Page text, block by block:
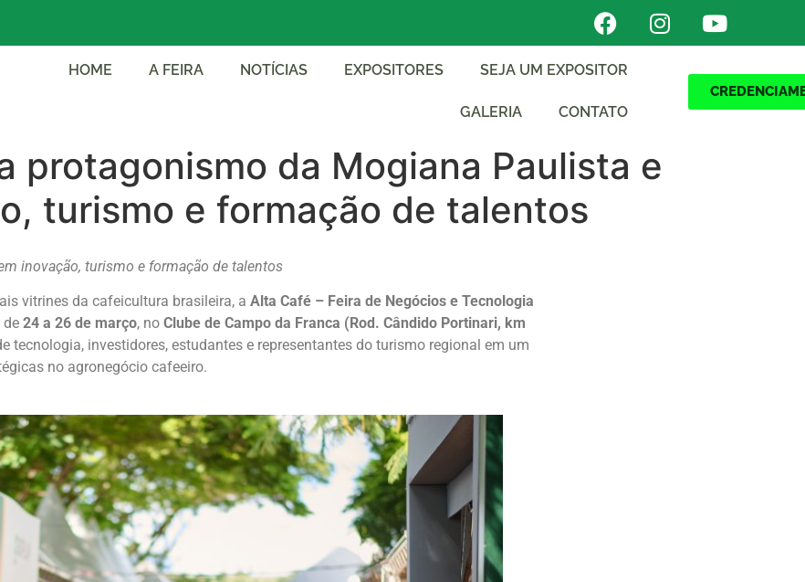
HOME A FEIRA NOTÍCIAS EXPOSITORES SEJA UM EXPOSITOR
GALERIA CONTATO
protagonismo da Mogiana Paulista e
turismo e formação de talentos
inovação, turismo e formação de talentos
vitrines da cafeicultura brasileira, a Alta Café – Feira de Negócios e Tecnologia
de 24 a 26 de março, no Clube de Campo da Franca (Rod. Cândido Portinari, km
tecnologia, investidores, estudantes e representantes do turismo regional em um
no agronegócio cafeeiro.